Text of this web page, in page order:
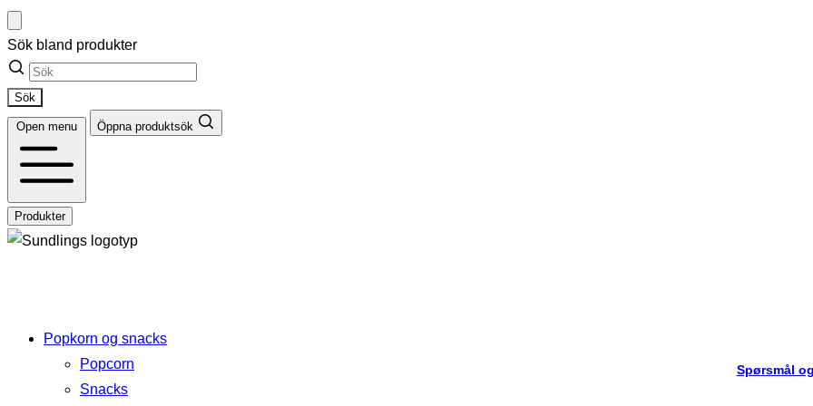
Hopp
til
innhold
Sök bland produkter
Sök
Open menu Öppna produktsök
Produkter
Popkorn og snacks
Popcorn
Snacks
Spørsmål